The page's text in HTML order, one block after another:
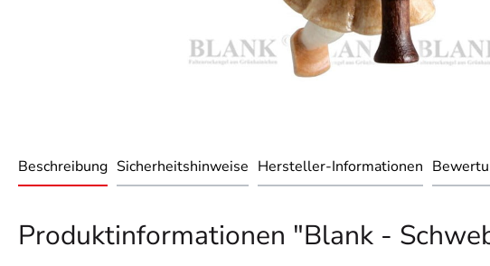
Beschreibung Sicherheitshinweise Hersteller-Informationen
Produktinformationen "Blank -